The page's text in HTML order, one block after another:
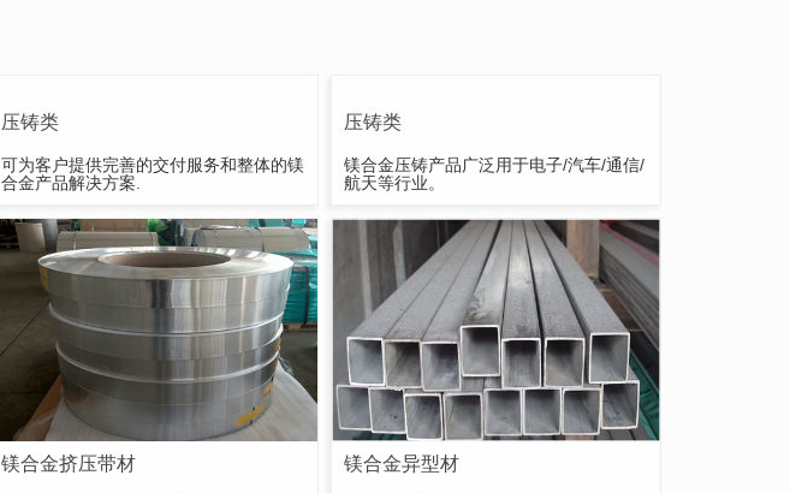
压铸类
可为客户提供完善的交付服务和整体的镁
合金产品解决方案.
压铸类
镁合金压铸产品广泛用于电子/汽车/通信/
航天等行业。
镁合金挤压带材 镁合金异型材